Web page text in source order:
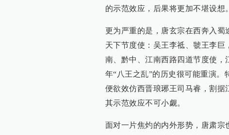
的示范效应，后果将更加不堪设想。
更为严重的是，唐玄宗在西奔入
天下节度使：吴王李祗、虢王李
南、黔中、江南西路四道节度使
年“八王之乱”的历史很可能重演。
便欲效仿西晋琅琊王司马睿，割据
其示范效应不可小觑。
面对一片焦灼的内外形势，唐肃